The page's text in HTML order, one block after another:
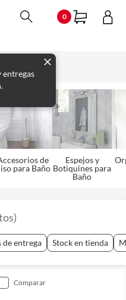
0
entregas
de
para Baño
Espejos y
Botiquines para
Baño
)
de entrega Stock en tienda
comparar